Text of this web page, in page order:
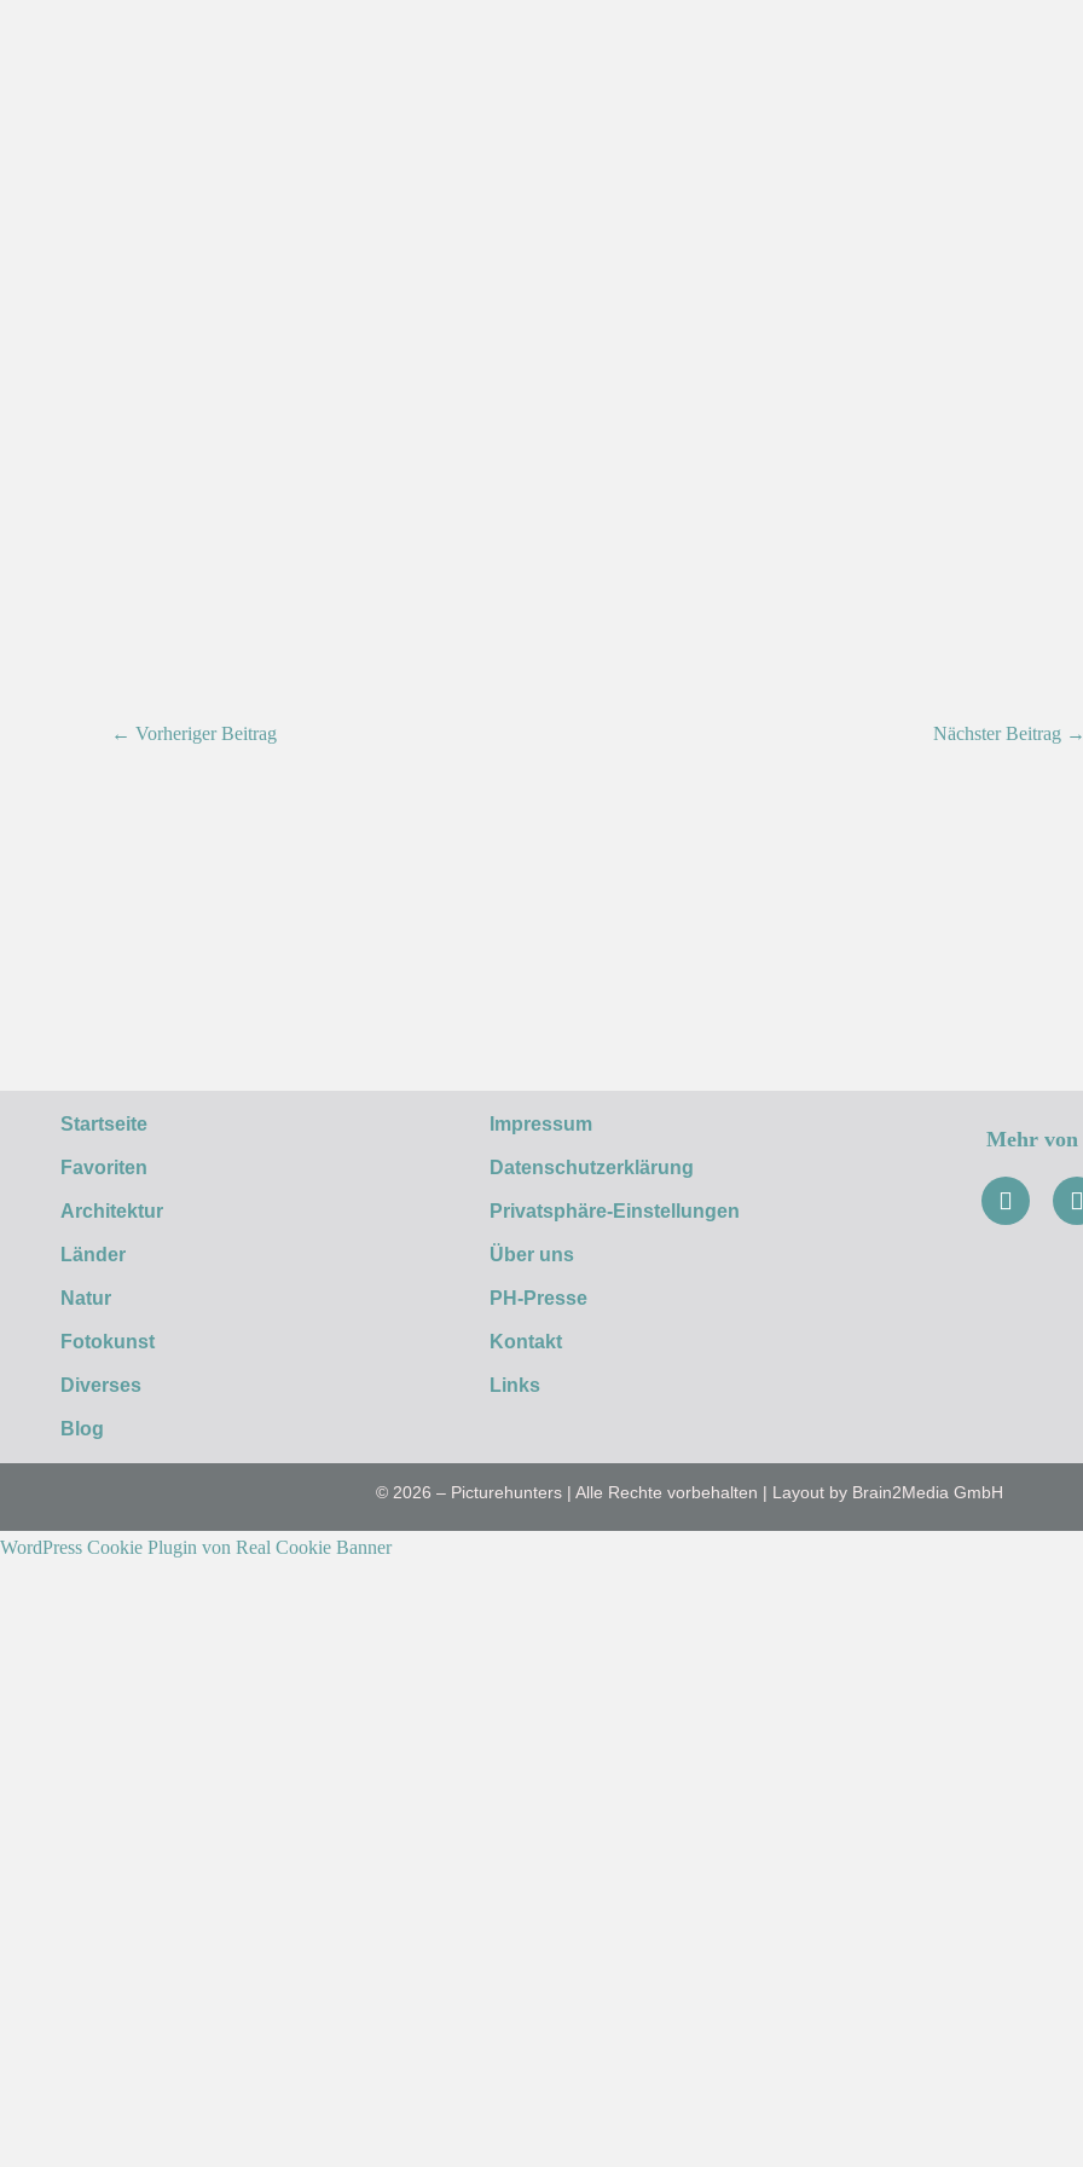
← Vorheriger Beitrag Nächster Beitrag →
Startseite
Favoriten
Architektur
Länder
Natur
Fotokunst
Diverses
Blog
Impressum
Datenschutzerklärung
Privatsphäre-Einstellungen
Über uns
PH-Presse
Kontakt
Links
Mehr von
© 2026 – Picturehunters | Alle Rechte vorbehalten | Layout by Brain2Media GmbH
WordPress Cookie Plugin von Real Cookie Banner